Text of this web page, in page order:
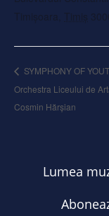
Timișoara
Timiș
SYMPHONY OF
Orchestra Liceului de
Cosmin Hărșian
Lumea